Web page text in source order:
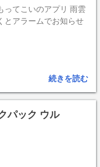
も出来なくなり病院
脂肪摂取を禁止され
勤とおさらば。間もな
法に変更。代謝低下対
による基礎代謝低下の
初の野菜主体の満腹
によると思われる基
えてくる。同時に15
えると体重増加にブレ
ってこいのアプリ 雨雲
とアラームでお知らせ
続きを読む
パック ウル